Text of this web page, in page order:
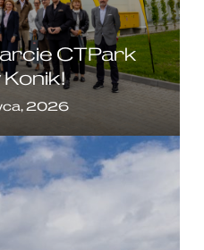
CTPark
2026